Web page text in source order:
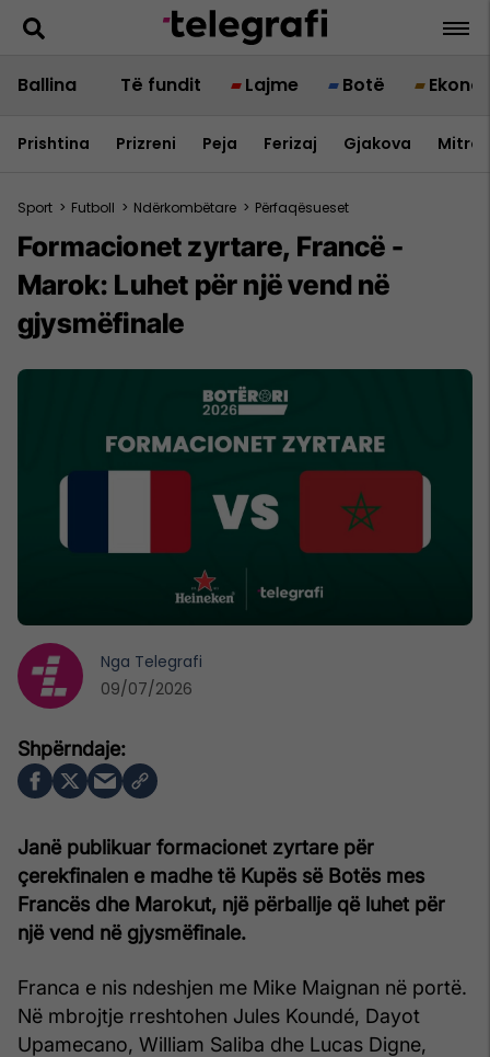
Ballina Të fundit Lajme Botë
Prishtina Prizreni Peja Ferizaj Gjakova
Sport > Futboll > Ndërkombëtare > Përfaqësueset
Formacionet zyrtare, Francë -
Marok: Luhet për një vend në
gjysmëfinale
Janë publikuar formacionet zyrtare për
çerekfinalen e madhe të Kupës së Botës mes
Francës dhe Marokut, një përballje që luhet për
një vend në gjysmëfinale.
Franca e nis ndeshjen me Mike Maignan në portë.
Në mbrojtje rreshtohen Jules Koundé, Dayot
Upamecano, William Saliba dhe Lucas Digne,
Nga Telegrafi
09/07/2026